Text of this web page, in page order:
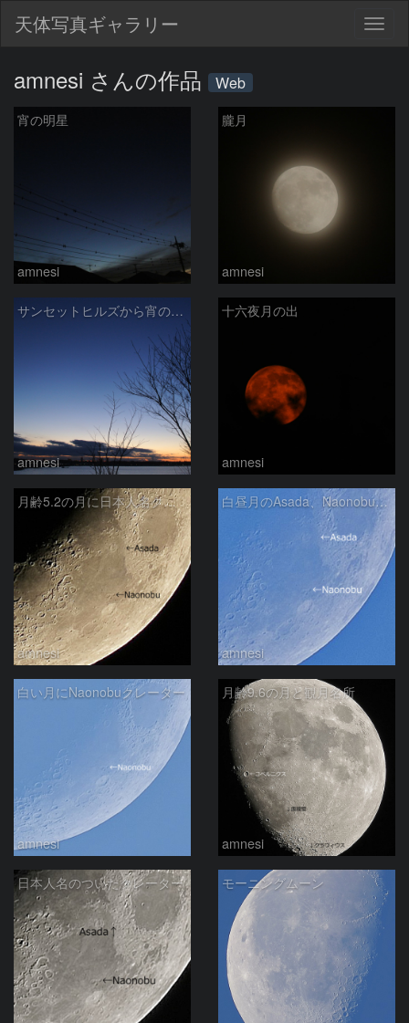
天体写真ギャラリー
amnesi さんの作品 Web
宵の明星
amnesi
朧月
amnesi
サンセットヒルズから宵の明星と夜の帳
amnesi
十六夜月の出
amnesi
月齢5.2の月に日本人名クレーター
amnesi
白昼月のAsada、Naonobuクレーター
amnesi
白い月にNaonobuクレーター
amnesi
月齢9.6の月と観月名所
amnesi
日本人名のついたクレーター モーニングムーン